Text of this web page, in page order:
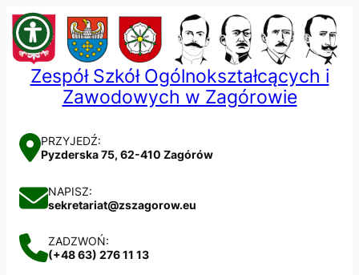
Przejdź
do
treści
Zespół Szkół Ogólnokształcących i
Zawodowych w Zagórowie
PRZYJEDŹ:
Pyzderska 75, 62-410 Zagórów
NAPISZ:
sekretariat@zszagorow.eu
ZADZWOŃ:
(+48 63) 276 11 13